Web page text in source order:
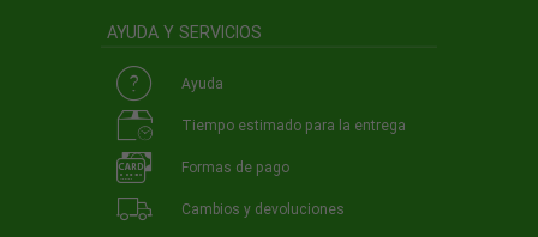
AYUDA Y SERVICIOS
Ayuda
Tiempo estimado para la entrega
Formas de pago
Cambios y devoluciones